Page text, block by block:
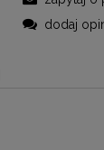
dodaj